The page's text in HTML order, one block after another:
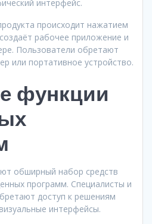
интерфейс.
происходит нажатием
рабочее приложение и
Пользователи обретают
или портативное устройство.
функции
обширный набор средств
программ. Специалисты и
доступ к решениям
интерфейсы.